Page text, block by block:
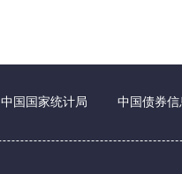
中国国家统计局 中国债券信